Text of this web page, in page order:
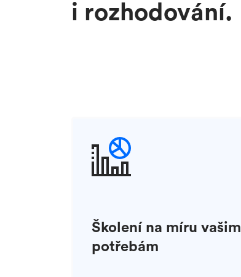
i rozhodování.
Školení na míru vašim
potřebám